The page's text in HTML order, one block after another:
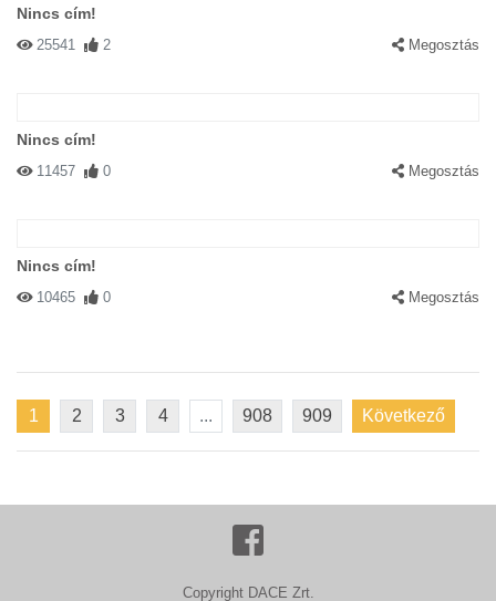
Nincs cím!
25541 2 Megosztás
Nincs cím!
11457 0 Megosztás
Nincs cím!
10465 0 Megosztás
1 2 3 4 ... 908 909 Következő
Copyright DACE Zrt.